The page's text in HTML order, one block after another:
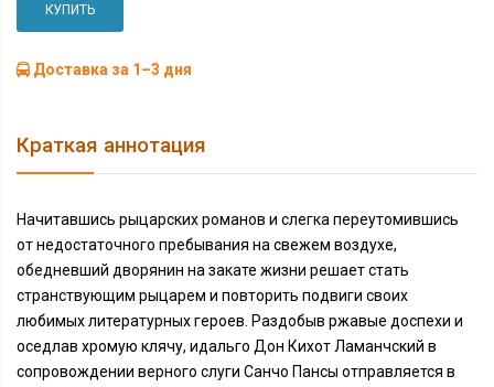
КУПИТЬ
Доставка за 1–3 дня
Краткая аннотация
Начитавшись рыцарских романов и слегка переутомившись
от недостаточного пребывания на свежем воздухе,
обедневший дворянин на закате жизни решает стать
странствующим рыцарем и повторить подвиги своих
любимых литературных героев. Раздобыв ржавые доспехи и
оседлав хромую клячу, идальго Дон Кихот Ламанчский в
сопровождении верного слуги Санчо Пансы отправляется в